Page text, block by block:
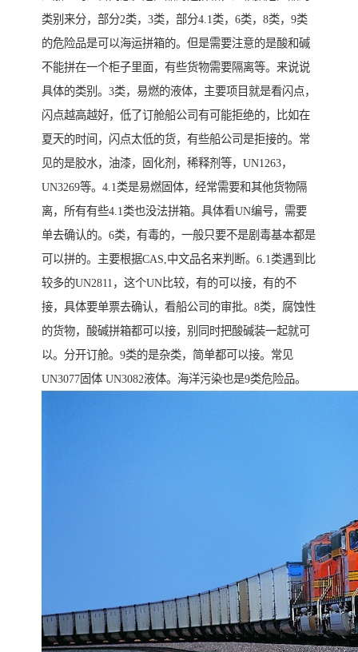
类别来分，部分2类，3类，部分4.1类，6类，8类，9类
的危险品是可以海运拼箱的。但是需要注意的是酸和碱
不能拼在一个柜子里面，有些货物需要隔离等。来说说
具体的类别。3类，易燃的液体，主要项目就是看闪点，
闪点越高越好，低了订舱船公司有可能拒绝的，比如在
夏天的时间，闪点太低的货，有些船公司是拒接的。常
见的是胶水，油漆，固化剂，稀释剂等，UN1263，
UN3269等。4.1类是易燃固体，经常需要和其他货物隔
离，所有有些4.1类也没法拼箱。具体看UN编号，需要
单去确认的。6类，有毒的，一般只要不是剧毒基本都是
可以拼的。主要根据CAS,中文品名来判断。6.1类遇到比
较多的UN2811，这个UN比较，有的可以接，有的不
接，具体要单票去确认，看船公司的审批。8类，腐蚀性
的货物，酸碱拼箱都可以接，别同时把酸碱装一起就可
以。分开订舱。9类的是杂类，简单都可以接。常见
UN3077固体 UN3082液体。海洋污染也是9类危险品。